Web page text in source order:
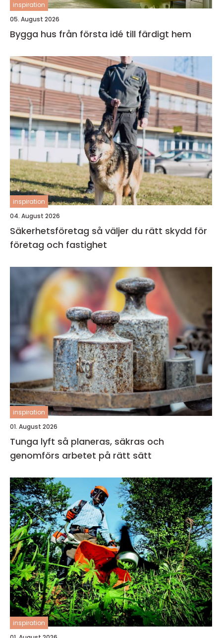
inspiration
05. August 2026
Bygga hus från första idé till färdigt hem
inspiration
04. August 2026
Säkerhetsföretag så väljer du rätt skydd för
företag och fastighet
inspiration
01. August 2026
Tunga lyft så planeras, säkras och
genomförs arbetet på rätt sätt
inspiration